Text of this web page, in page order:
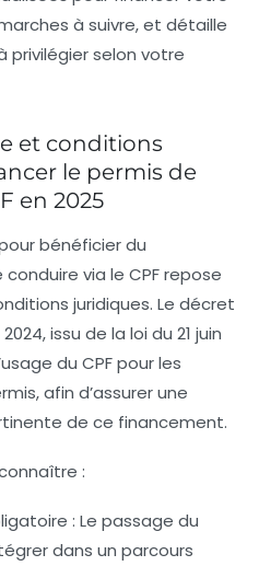
à suivre, et détaille
privilégier selon votre
et conditions
le permis de
en 2025
bénéficier du
via le CPF repose
juridiques. Le décret
issu de la loi du 21 juin
du CPF pour les
afin d’assurer une
de ce financement.
:
: Le passage du
dans un parcours